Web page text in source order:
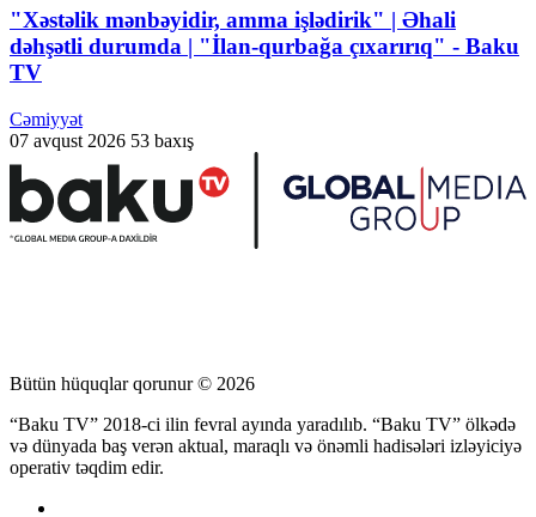
"Xəstəlik mənbəyidir, amma işlədirik" | Əhali
dəhşətli durumda | "İlan-qurbağa çıxarırıq" - Baku
TV
Cəmiyyət
07 avqust 2026 53 baxış
Bütün hüquqlar qorunur © 2026
“Baku TV” 2018-ci ilin fevral ayında yaradılıb. “Baku TV” ölkədə
və dünyada baş verən aktual, maraqlı və önəmli hadisələri izləyiciyə
operativ təqdim edir.